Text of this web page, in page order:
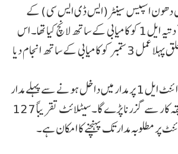
دھون اسپیس سینٹر(ایس ڈی ایس سی ) کے
دوسرے لانچ پیڈ سے ‘آدتیہ ایل 1کو کامیابی کے ساتھ لانچ کیا تھا۔ اس
سیٹلائٹ کا مدار سے متعلق پہلا عمل 3 ستمبر کو کامیابی کے ساتھ انجام دیا
آدتیہ ایل 1 کولگرینج پوائنٹ ایل 1 پر مدار میں داخل ہونے سے پہلے مدار
سے متعلق مزید دو طریقہ کار سے گزرنا پڑے گا۔ سیٹلائٹ تقریباً 127